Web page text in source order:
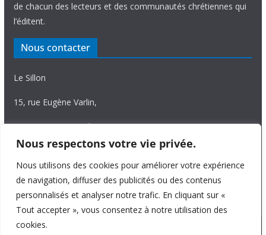
Nous respectons votre vie privée.
Nous utilisons des cookies pour améliorer votre expérience
de navigation, diffuser des publicités ou des contenus
personnalisés et analyser notre trafic. En cliquant sur «
Tout accepter », vous consentez à notre utilisation des
cookies.
de chacun des lecteurs et des communautés chrétiennes qui
l’éditent.
Nous contacter
Le Sillon
15, rue Eugène Varlin,
87036 Limoges Cedex.
Tél. 05 55 06 14 15
Nous écrire